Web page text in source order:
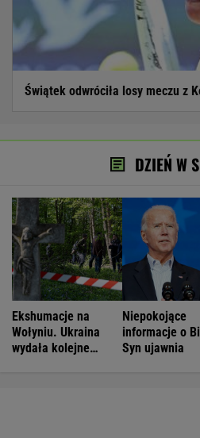
Świątek odwróciła losy meczu z
DZIEŃ W
Ekshumacje na
Wołyniu. Ukraina
wydała kolejne
Niepokojące
informacje o
Syn ujawnia